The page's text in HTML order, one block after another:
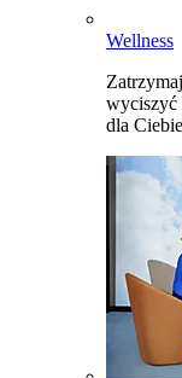
Wellness
wyciszyć
dla